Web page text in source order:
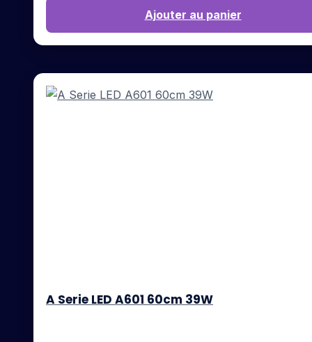
Ajouter au panier
A Serie LED A601 60cm 39W